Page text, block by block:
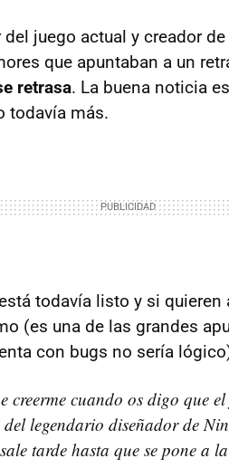
juego actual y creador
que apuntaban a un
retrasa. La buena noticia
todavía más.
todavía listo y si quieren
(es una de las grandes
con bugs no sería
creerme cuando os digo que
legendario diseñador de
tarde hasta que se pone a